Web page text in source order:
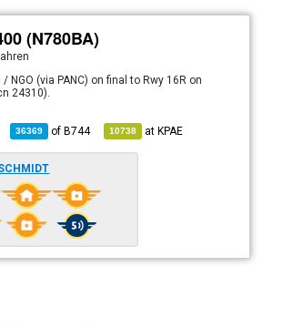
(N780BA)
NGO (via PANC) on final to Rwy 16R on
24310).
36369 ofB744 10738 atKPAE